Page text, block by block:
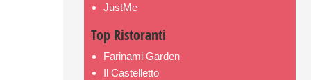
JustMe
Top Ristoranti
Farinami Garden
Il Castelletto